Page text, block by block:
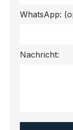
WhatsApp:
Nachricht: